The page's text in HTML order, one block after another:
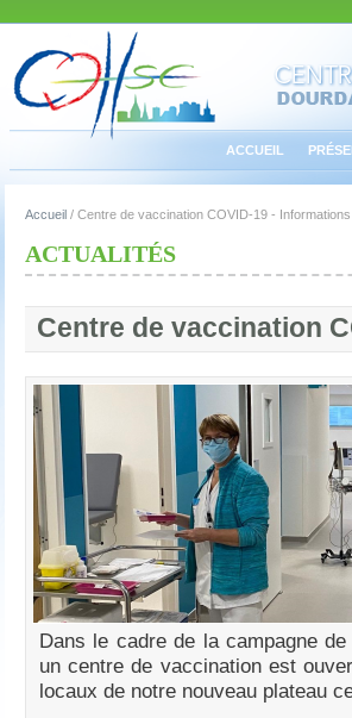
ACCUEIL
Accueil / Centre de vaccination COVID-19 - Informations
ACTUALITÉS
Centre de vaccination
Dans le cadre de la campagne
un centre de vaccination est
locaux de notre nouveau plateau